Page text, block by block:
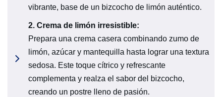
vibrante, base de un bizcocho de limón auténtico.
2. Crema de limón irresistible:
Prepara una crema casera combinando zumo de
limón, azúcar y mantequilla hasta lograr una textura
sedosa. Este toque cítrico y refrescante
complementa y realza el sabor del bizcocho,
creando un postre lleno de pasión.